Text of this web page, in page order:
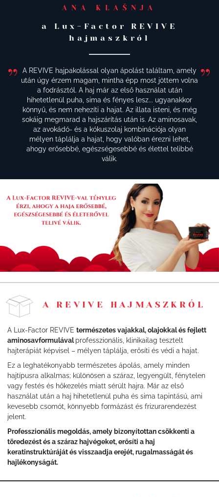
ANA KLAŠNJA
a Lux-Factor REVIVE
hajmaszkról
A REVIVE hajpakolással olyan ápolást találtam, amely
után úgy érzem magam, mintha épp most jöttem volna
a fodrásztól. A haj már az első használat után
hihetetlenül puha, sima és fényes lesz... ugyanakkor
könnyű, és nem nehezíti a hajat. Az illata isteni, és még
sokáig megmarad a hajszárítás után is. Az aminosavak,
az avokádó- és a kókuszolaj kombinációja olyan
mélyen táplálja a hajat, hogy valóban érezni lehet,
ahogy erősebbé, egészségesebbé és élettel telibbé
válik.
A REVIVE HAJMASZKRÓL
A Lux-Factor REVIVE természetes vajakkal, olajokkal és fejlett
aminosavformulávalprofesszionális, klinikailag tesztelt
hajterápiát képvisel – mélyen táplálja, erősíti és védi a hajat.
Ez a leghatékonyabb természetes ápolás, amely minden
hajtípusra alkalmas; különösen a száraz, legyengült, fénytelen
vagy festés és hőkezelés miatt sérült hajra. Már az első
használat után a haj hihetetlenül puha és sima tapintású, ami
kevesebb csomót, könnyebb formázást és frizurarendezést
jelent.
Professzionális megoldás, amely bizonyítottan csökkenti a
töredezést és a száraz hajvégeket, erősíti a haj
keratinstruktúráját és visszaadja erejét, rugalmasságát és
hajlékonyságát.